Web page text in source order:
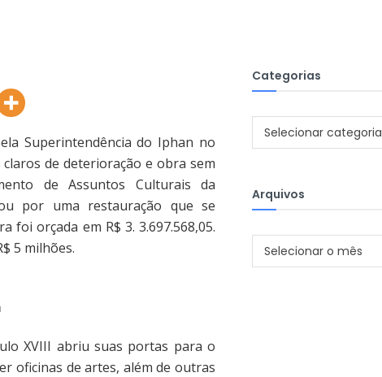
Superintendência do Iphan no
de deterioração e obra sem
de Assuntos Culturais da
por uma restauração que se
orçada em R$ 3. 3.697.568,05.
5 milhões.
XVIII abriu suas portas para o
oficinas de artes, além de outras
Categorias
Categorias
Selecionar categoria
Arquivos
Arquivos
Selecionar o mês